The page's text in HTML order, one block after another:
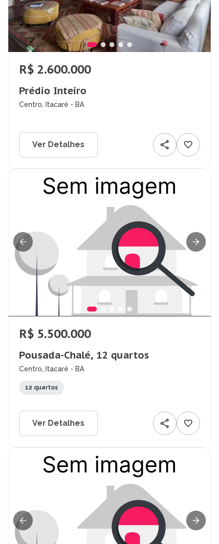
R$ 2.600.000
Prédio Inteiro
Centro, Itacaré - BA
Ver Detalhes
R$ 5.500.000
Pousada-Chalé, 12 quartos
Centro, Itacaré - BA
12 quartos
Ver Detalhes